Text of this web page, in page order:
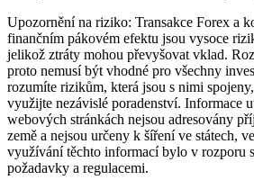
Upozornění na riziko: Transakce Forex a
finančním pákovém efektu jsou vysoce
jelikož ztráty mohou převyšovat vklad.
proto nemusí být vhodné pro všechny
rozumíte rizikům, která jsou s nimi
využijte nezávislé poradenství. Informace
webových stránkách nejsou adresovány
země a nejsou určeny k šíření ve státech,
využívání těchto informací bylo v rozporu
požadavky a regulacemi.